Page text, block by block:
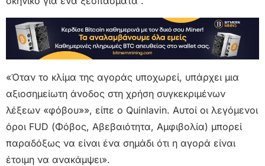
«Όταν το κλίμα της αγοράς υποχωρεί, υπάρχει μια
αξιοσημείωτη άνοδος στη χρήση συγκεκριμένων
λέξεων «φόβου»», είπε ο Quinlavin. Αυτοί οι λεγόμενοι
όροι FUD (Φόβος, Αβεβαιότητα, Αμφιβολία) μπορεί
παραδόξως να είναι ένα σημάδι ότι η αγορά είναι
έτοιμη να ανακάμψει».